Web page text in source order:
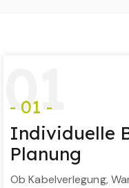
01
- 01 -
Individuelle
Planung
Ob Kabelverlegung,